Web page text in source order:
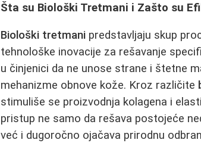
Šta su Biološki Tretmani i Zašto su
Biološki tretmani predstavljaju skup
tehnološke inovacije za rešavanje
u činjenici da ne unose strane i štetne
mehanizme obnove kože. Kroz različite
stimuliše se proizvodnja kolagena i
pristup ne samo da rešava postojeće
već i dugoročno ojačava prirodnu